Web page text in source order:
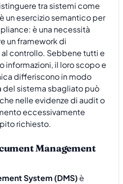
tra sistemi come
un esercizio semantico per
è una necessità
un framework di
controllo. Sebbene tutti e
informazioni, il loro scopo e
differiscono in modo
del sistema sbagliato può
nelle evidenze di audit o
eccessivamente
richiesto.
Management
System (DMS) è